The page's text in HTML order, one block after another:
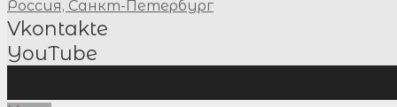
Россия, Санкт-Петербург
Vkontakte
YouTube